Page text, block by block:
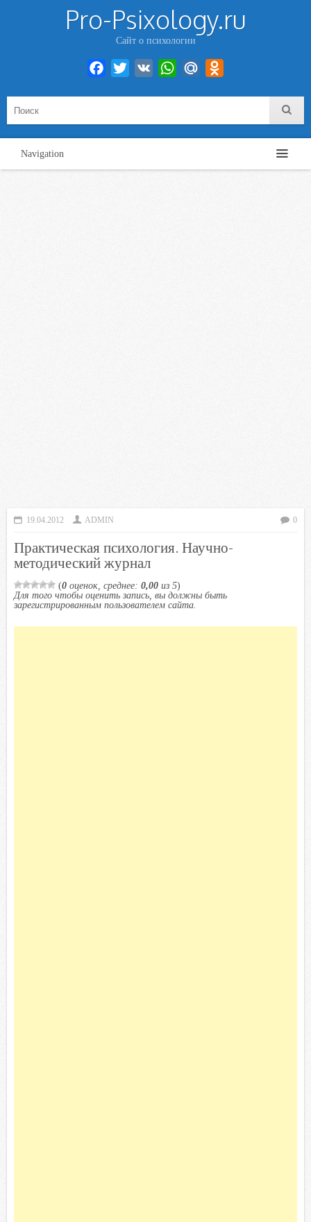
Pro-Psixology.ru
Сайт о психологии
Facebook
Twitter VK WhatsAppMail.Ru
Navigation
19.04.2012 ADMIN 0
Практическая психология. Научно-
методический журнал
(0 оценок, среднее: 0,00 из 5)
Для того чтобы оценить запись, вы должны быть
зарегистрированным пользователем сайта.